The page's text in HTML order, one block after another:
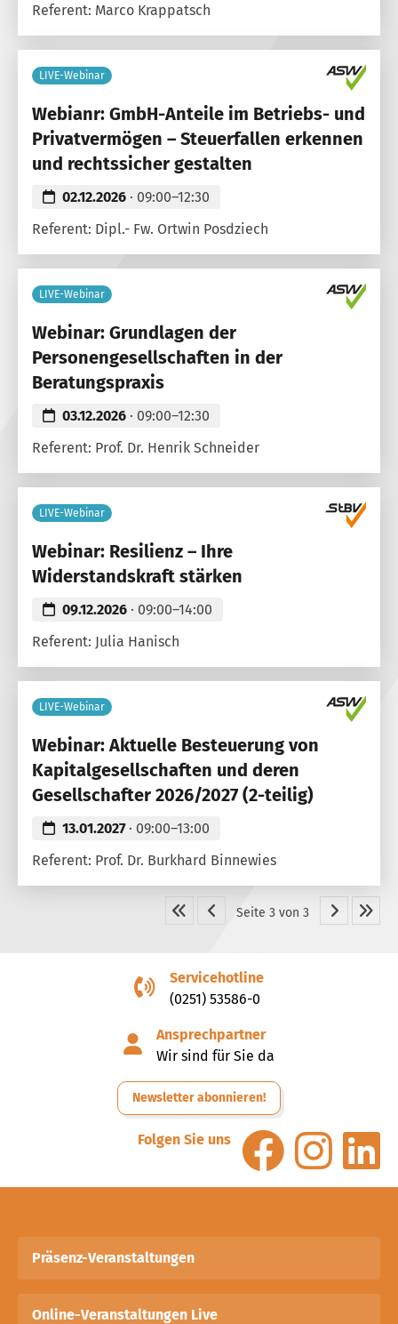
Referent: Marco Krappatsch
LIVE-Webinar
Webianr: GmbH-Anteile im Betriebs- und
Privatvermögen – Steuerfallen erkennen
und rechtssicher gestalten
02.12.2026 · 09:00–12:30
Referent: Dipl.- Fw. Ortwin Posdziech
LIVE-Webinar
Webinar: Grundlagen der
Personengesellschaften in der
Beratungspraxis
03.12.2026 · 09:00–12:30
Referent: Prof. Dr. Henrik Schneider
LIVE-Webinar
Webinar: Resilienz – Ihre
Widerstandskraft stärken
09.12.2026 · 09:00–14:00
Referent: Julia Hanisch
LIVE-Webinar
Webinar: Aktuelle Besteuerung von
Kapitalgesellschaften und deren
Gesellschafter 2026/2027 (2-teilig)
13.01.2027· 09:00–13:00
Referent: Prof. Dr. Burkhard Binnewies
Seite 3 von 3
Servicehotline
(0251) 53586-0
Ansprechpartner
Wir sind für Sie da
Newsletter abonnieren!
Folgen Sie uns
Präsenz-Veranstaltungen
Online-Veranstaltungen Live